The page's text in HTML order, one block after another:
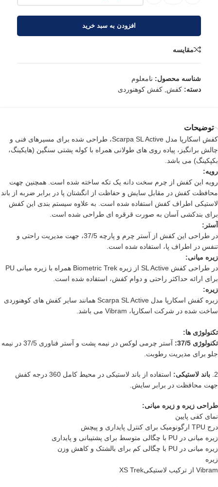
افزودن به سبد خرید
مقایسه
شناسه محصول: نامعلوم
دسته: کفش کفش کوهنوردی
توضیحات
کفش اسکارپا مدل ScarpaSL Active، طراحی شده برای مسیرهای فنی و
چالش برانگیز، پیاده روی های طولانی همراه با کوله پشتی سنگین (هایکینگ،
بکپکینگ) می باشد.
رویه:
رویه این کفش از چرم سخت دانه یک تکه ساخته شده است. همچنین چهت
محافظت کفش در مقابل سایش و حفاظت از انگشتان پا در برابر ضربه از باند
لاستیکی اطراف کفش استفاده شده است. به علاوه سیستم بندی این کفش
برای بندکشی آسان به صورت قرقره ای طراحی شده است.
آستر:
در طراحی این کفش
از آستر چرم و پارچه 37/5، جهت مدیریت راحتی و
تنفس در اطراف پا، استفاده شده است.
زیره میانی:
در طراحی کفش SL Active از زیره
Biometric Trek همراه با زیره میانی PU
برای ارائه حداکثر راحتی و دوام کفش، استفاده شده است.
زیره:
زیره کفش اسکارپا مدل Scarpa SL Active همانند سایر
کفش های کوهنوردی
ساخت شده در شرکت اسکارپا، Vibram می باشد.
تکنولوژی ها:
تکنولوژی 37/5:
آستر چرمی لوکس در نیمه پشت و آستر فناوری 37/5 در نیمه
جلو برای مدیریت رطوبت.
2. باند لاستیکی:
استفاده از باند لاستیکی در محیط کامل 360 درجه کفش
جهت محافظت در برابر سایش.
طراحی زیره و زیره میانی:
نمای کفی پایین
درج TPU ارگونومیک برای کنترل پایداری و پیچش
زیره میانی در PU با چگالی متوسط برای پشتیبانی و پایداری
زیره میانی در PU با چگالی کم برای بالشتک و کاهش وزن
زیره
Vibram از ترکیب لاستیکیXS Trek